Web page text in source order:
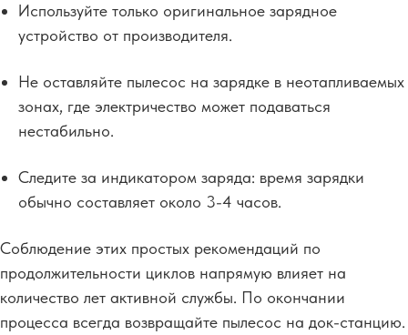
Используйте только оригинальное зарядное
устройство от производителя.
Не оставляйте пылесос на зарядке в неотапливаемых
зонах, где электричество может подаваться
нестабильно.
Следите за индикатором заряда: время зарядки
обычно составляет около 3-4 часов.
Соблюдение этих простых рекомендаций по
продолжительности циклов напрямую влияет на
количество лет активной службы. По окончании
процесса всегда возвращайте пылесос на док-станцию.